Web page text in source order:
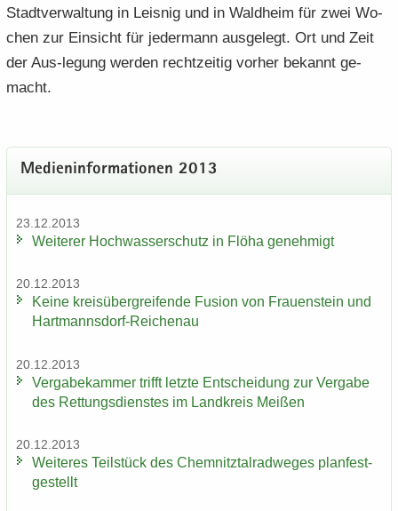
Stadt­ver­wal­tung in Leis­nig und in Wald­heim für zwei Wo­
chen zur Ein­sicht für je­der­mann aus­ge­legt. Ort und Zeit
der Aus-​legung wer­den recht­zei­tig vor­her be­kannt ge­
macht.
Me­di­en­in­for­ma­tio­nen 2013
23.12.2013
Wei­te­rer Hoch­was­ser­schutz in Flöha ge­neh­migt
20.12.2013
Keine kreis­über­grei­fen­de Fu­si­on von Frau­en­stein und
Hartmannsdorf-​Reichenau
20.12.2013
Ver­ga­be­kam­mer trifft letz­te Ent­schei­dung zur Ver­ga­be
des Ret­tungs­diens­tes im Land­kreis Mei­ßen
20.12.2013
Wei­te­res Teil­stück des Chem­nitz­tal­rad­we­ges plan­fest­
ge­stellt